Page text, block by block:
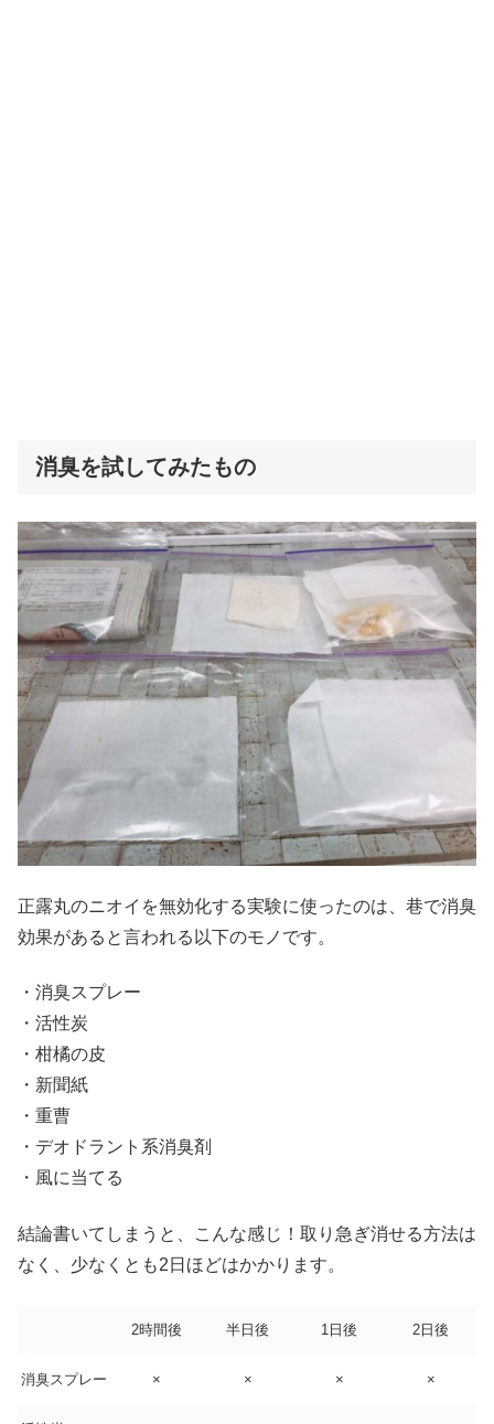
消臭を試してみたもの
正露丸のニオイを無効化する実験に使ったのは、巷で消臭
効果があると言われる以下のモノです。
・消臭スプレー
・活性炭
・柑橘の皮
・新聞紙
・重曹
・デオドラント系消臭剤
・風に当てる
結論書いてしまうと、こんな感じ！取り急ぎ消せる方法は
なく、少なくとも2日ほどはかかります。
2時間後 半日後 1日後 2日後
消臭スプレー × × × ×